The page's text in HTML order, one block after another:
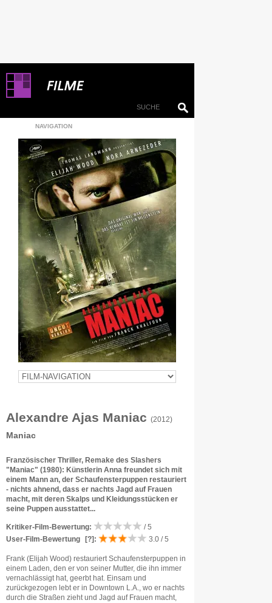
NAVIGATION
Alexandre Ajas Maniac (2012)
Maniac
Französischer Thriller, Remake des Slashers
"Maniac" (1980): Künstlerin Anna freundet sich mit
einem Mann an, der Schaufensterpuppen restauriert
- nichts ahnend, dass er nachts Jagd auf Frauen
macht, mit deren Skalps und Kleidungsstücken er
seine Puppen ausstattet...
Kritiker-Film-Bewertung:
/ 5
User-Film-Bewertung
[?] : 3.0 / 5
Frank (Elijah Wood) restauriert Schaufensterpuppen in
einem Laden, den er von seiner Mutter, die ihn immer
vernachlässigt hat, geerbt hat. Einsam und
zurückgezogen lebt er in Downtown L.A., wo er nachts
durch die Straßen zieht und Jagd auf Frauen macht,